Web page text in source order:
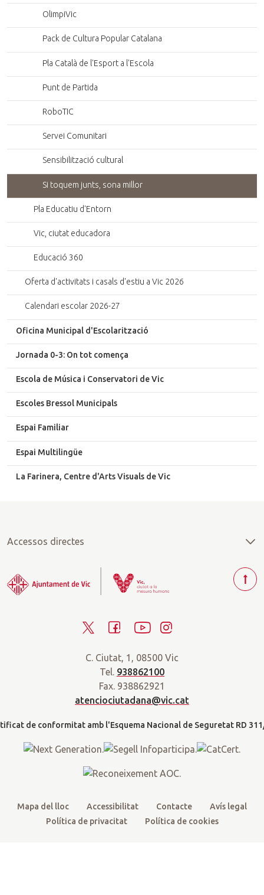
OlimpiVic
Pack de Cultura Popular Catalana
Pla Català de l'Esport a l'Escola
Punt de Partida
RoboTIC
Servei Comunitari
Sensibilització cultural
Si toquem junts, sona millor
Pla Educatiu d'Entorn
Vic, ciutat educadora
Educació 360
Oferta d'activitats i casals d'estiu a Vic 2026
Calendari escolar 2026-27
Oficina Municipal d'Escolarització
Jornada 0-3: On tot comença
Escola de Música i Conservatori de Vic
Escoles Bressol Municipals
Espai Familiar
Espai Multilingüe
La Farinera, Centre d'Arts Visuals de Vic
Accessos directes
i
t
t
c
e
b
o
k
Y
u
t
u
s
a
a
m
C. Ciutat, 1, 08500 Vic
Tel. 938862100
Fax. 938862921
atenciociutadana@vic.cat
Mapa del lloc Accessibilitat Contacte
Avís legal
Política de privacitat
Política de cookies
T
t